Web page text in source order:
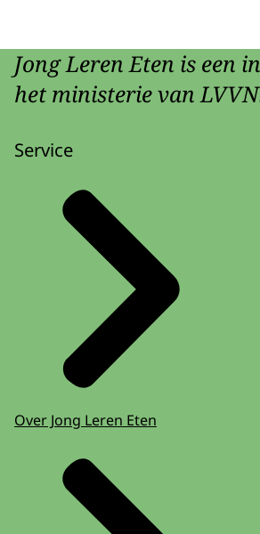
Jong Leren Eten is een
het ministerie van
Service
Over Jong Leren Eten